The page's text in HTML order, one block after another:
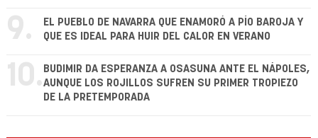
9.
EL PUEBLO DE NAVARRA QUE ENAMORÓ A PÍO BAROJA Y
QUE ES IDEAL PARA HUIR DEL CALOR EN VERANO
10. BUDIMIR DA ESPERANZA A OSASUNA ANTE EL NÁPOLES,
AUNQUE LOS ROJILLOS SUFREN SU PRIMER TROPIEZO
DE LA PRETEMPORADA